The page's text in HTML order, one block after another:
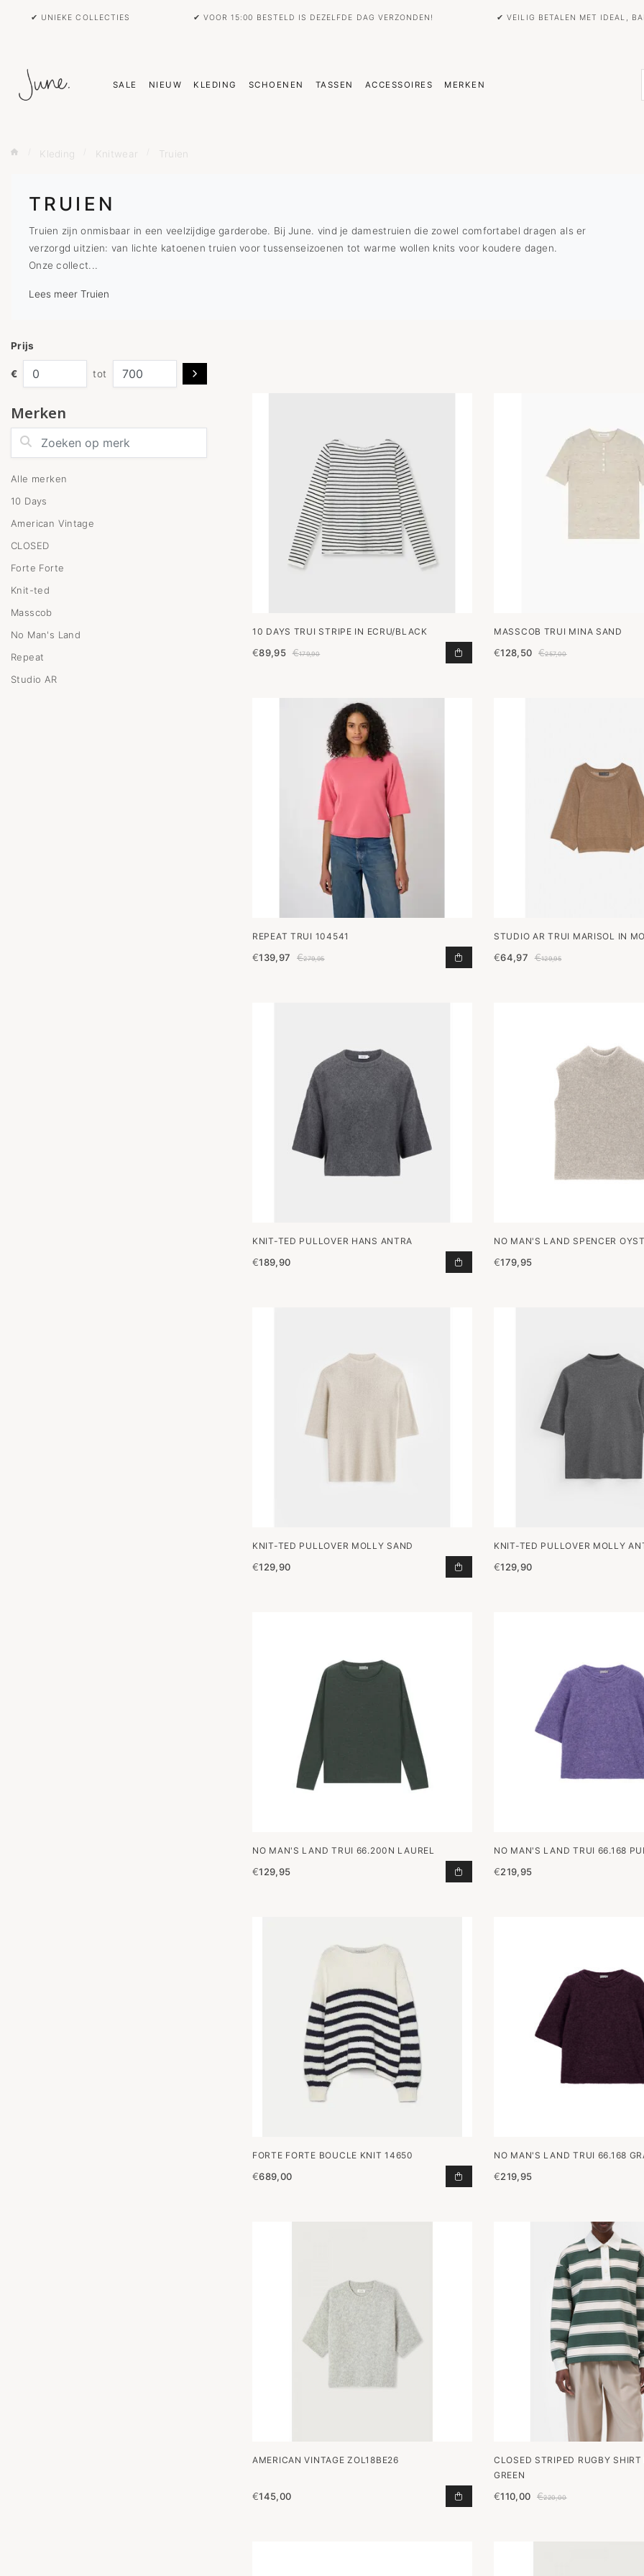
✔ UNIEKE COLLECTIES ✔ VOOR 15:00 BESTELD IS DEZELFDE DAG VERZONDEN! ✔ VEILIG BETALEN MET IDEAL,
SALE NIEUW KLEDING SCHOENEN TASSEN ACCESSOIRES MERKEN
Kleding Knitwear Truien
TRUIEN
Truien zijn onmisbaar in een veelzijdige garderobe. Bij June. vind je damestruien die zowel comfortabel dragen als er
verzorgd uitzien: van lichte katoenen truien voor tussenseizoenen tot warme wollen knits voor koudere dagen.
Onze collect...
Lees meer Truien
Prijs
€ tot
Merken
Zoeken op merk
Alle merken
10 Days
American Vintage
CLOSED
Forte Forte
Knit-ted
Masscob
No Man's Land
Repeat
Studio AR
10 DAYS TRUI STRIPE IN ECRU/BLACK
€89,95 €179,90 TRUI STRIPE IN ECRU/BLACK
MASSCOB TRUI MINA SAND
€128,50 €257,00
REPEAT TRUI 104541
€139,97 €279,95 TRUI 104541 TOEVOEGEN AAN
STUDIO AR TRUI MARISOL IN
€64,97 €129,95
KNIT-TED PULLOVER HANS ANTRA
€189,90 PULLOVER HANS ANTRA
NO MAN'S LAND SPENCER
€179,95
KNIT-TED PULLOVER MOLLY SAND
€129,90 PULLOVER MOLLY SAND
KNIT-TED PULLOVER MOLLY
€129,90
NO MAN'S LAND TRUI 66.200N LAUREL
€129,95 TRUI 66.200N LAUREL TOEVOEGEN
NO MAN'S LAND TRUI 66.168
€219,95
FORTE FORTE BOUCLE KNIT 14650
€689,00 BOUCLE KNIT 14650 TOEVOEGEN
NO MAN'S LAND TRUI 66.168
€219,95
AMERICAN VINTAGE ZOL18BE26
€145,00 ZOL18BE26 TOEVOEGEN AAN
CLOSED STRIPED RUGBY SHIRT
GREEN
€110,00 €220,00